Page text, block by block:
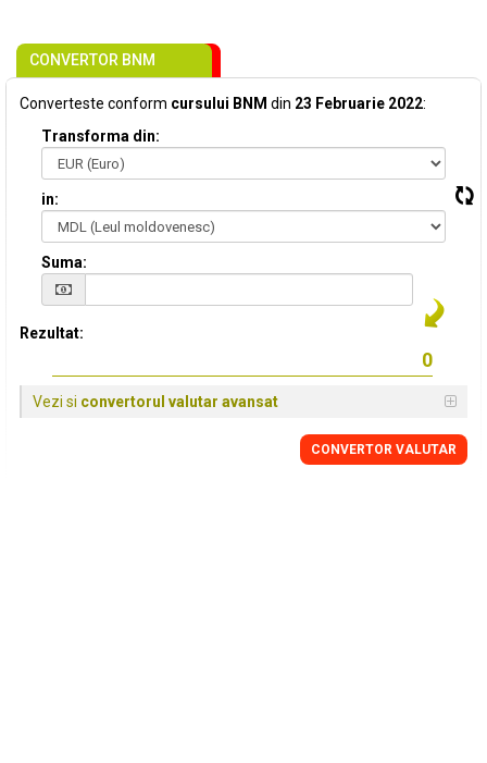
CONVERTOR BNM
Converteste conform cursului BNM din 23 Februarie 2022:
Transforma din:
in:
Suma:
Rezultat:
Vezi si convertorul valutar avansat
CONVERTOR VALUTAR